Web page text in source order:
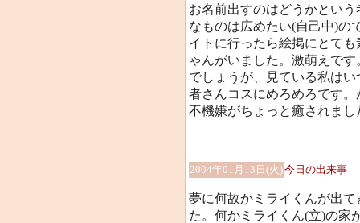
お名前出すのはどうかとい
なものは広めたい(自己中)の
イトに行ったら絵掲にとて
ゃんがいました。激萌えで
でしょうが、見ている私は
者さんコスにめろめろです
不機嫌がちょっと癒されまし
2004年01月13日(火)今日の出来事
夢に何故かミライくんが出
た。何かミライくん(立)の家